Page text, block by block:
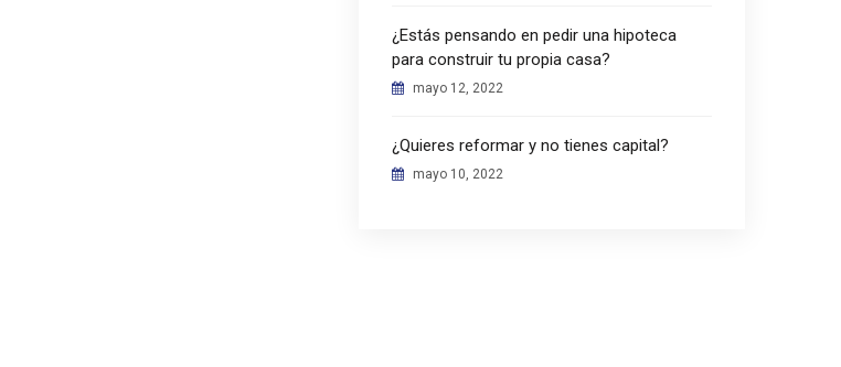
¿Estás pensando en pedir una hipoteca
para construir tu propia casa?
mayo 12, 2022
¿Quieres reformar y no tienes capital?
mayo 10, 2022